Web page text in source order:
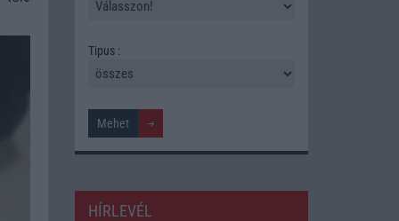
Tipus :
HÍRLEVÉL